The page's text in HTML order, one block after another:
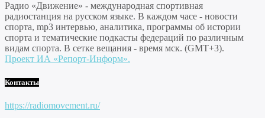
Радио «Движение» - международная спортивная
радиостанция на русском языке. В каждом часе - новости
спорта, mp3 интервью, аналитика, программы об истории
спорта и тематические подкасты федераций по различным
видам спорта. В сетке вещания - время мск. (GMT+3).
Проект ИА «Репорт-Информ».
Контакты
https://radiomovement.ru/